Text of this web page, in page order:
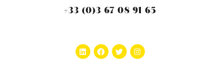
+33 (0)3 67 08 91 65